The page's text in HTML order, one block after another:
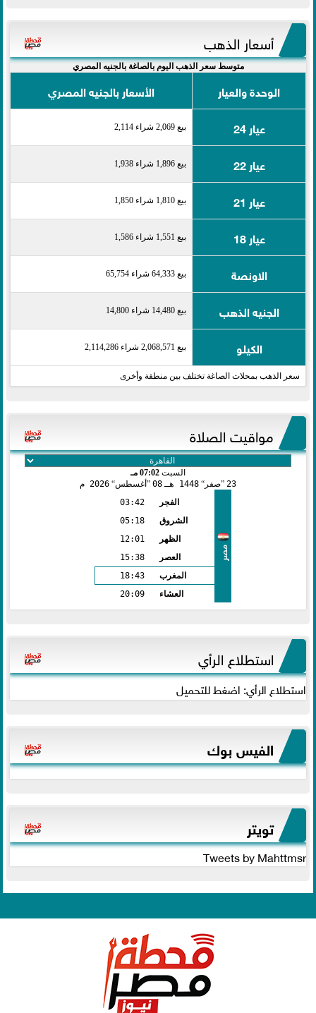
أسعار الذهب
متوسط سعر الذهب اليوم بالصاغة بالجنيه المصري
الوحدة والعيار
الأسعار بالجنيه المصري
عيار 24
بيع 2,069 شراء 2,114
عيار 22 بيع 1,896 شراء 1,938
عيار 21 بيع 1,810 شراء 1,850
عيار 18 بيع 1,551 شراء 1,586
الاونصة بيع 64,333 شراء 65,754
الجنيه الذهب بيع 14,480 شراء 14,800
الكيلو بيع 2,068,571 شراء 2,114,286
سعر الذهب بمحلات الصاغة تختلف بين منطقة وأخرى
مواقيت الصلاة
السبت 07:02 مـ
23 صفر 1448 هـ 08 أغسطس 2026 م
مصر
الفجر
03:42
الشروق
05:18
الظهر
12:01
العصر
15:38
المغرب
18:43
العشاء
20:09
استطلاع الرأي
استطلاع الرأي: اضغط للتحميل
الفيس بوك
تويتر
Tweets by Mahttmsr